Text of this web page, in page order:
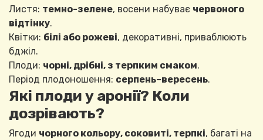
Листя: темно-зелене, восени набуває червоного
відтінку.
Квітки: білі або рожеві, декоративні, приваблюють
бджіл.
Плоди: чорні, дрібні, з терпким смаком.
Період плодоношення: серпень–вересень.
Які плоди у аронії? Коли
дозрівають?
Ягоди чорного кольору, соковиті, терпкі, багаті на